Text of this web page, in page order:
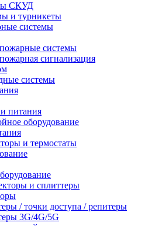
СКУД
и турникеты
системы
системы
сигнализация
системы
питания
оборудование
и термостаты
и сплиттеры
/ точки доступа / репитеры
3G/4G/5G